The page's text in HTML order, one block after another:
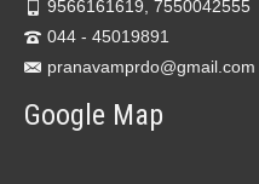
9566161619, 7550042555
044 - 45019891
pranavamprdo@gmail.com
Google Map